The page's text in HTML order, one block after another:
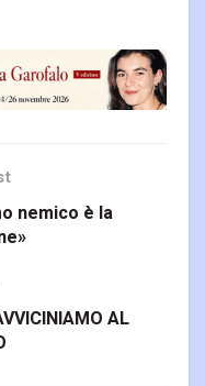
nemico è la
AL